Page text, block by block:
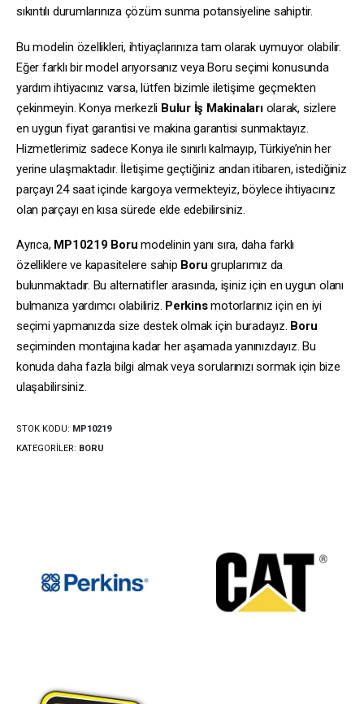
sıkıntılı durumlarınıza çözüm sunma potansiyeline sahiptir.
Bu modelin özellikleri, ihtiyaçlarınıza tam olarak uymuyor olabilir.
Eğer farklı bir model arıyorsanız veya Boru seçimi konusunda
yardım ihtiyacınız varsa, lütfen bizimle iletişime geçmekten
çekinmeyin. Konya merkezli Bulur İş Makinalarıolarak, sizlere
en uygun fiyat garantisi ve makina garantisi sunmaktayız.
Hizmetlerimiz sadece Konya ile sınırlı kalmayıp, Türkiye’nin her
yerine ulaşmaktadır. İletişime geçtiğiniz andan itibaren, istediğiniz
parçayı 24 saat içinde kargoya vermekteyiz, böylece ihtiyacınız
olan parçayı en kısa sürede elde edebilirsiniz.
Ayrıca, MP10219 Boru modelinin yanı sıra, daha farklı
özelliklere ve kapasitelere sahip Boru gruplarımız da
bulunmaktadır. Bu alternatifler arasında, işiniz için en uygun olanı
bulmanıza yardımcı olabiliriz. Perkinsmotorlarınız için en iyi
seçimi yapmanızda size destek olmak için buradayız. Boru
seçiminden montajına kadar her aşamada yanınızdayız. Bu
konuda daha fazla bilgi almak veya sorularınızı sormak için bize
ulaşabilirsiniz.
STOK KODU: MP10219
KATEGORILER: BORU